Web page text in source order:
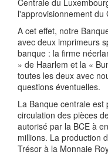
Centrale du
l'approvisionnement du
A cet effet, notre
avec deux imprimeurs
banque : la firme
» de Haarlem et la «
toutes les deux avec
questions éventuelles.
La Banque centrale
circulation des pièces
autorisé par la BCE à
millions. La production
Trésor à la Monnaie